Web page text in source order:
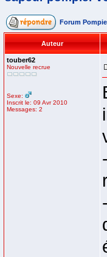
Forum
Auteur
touber62
Nouvelle recrue
Sexe:
Inscrit le: 09 Avr 2010
Messages: 2